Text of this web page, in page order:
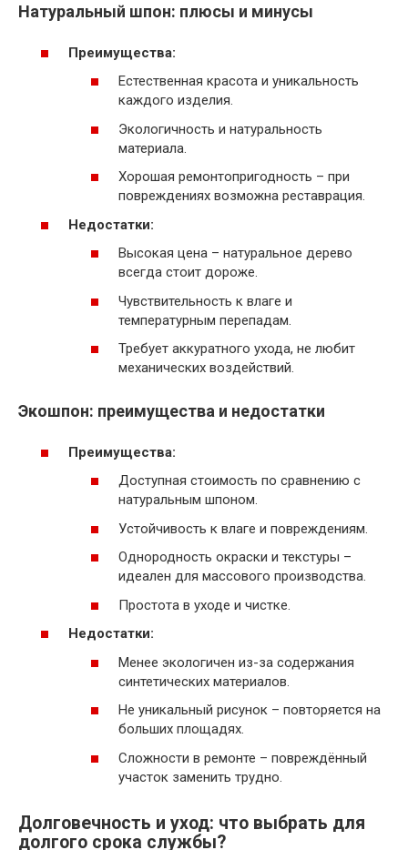
Натуральный шпон: плюсы и минусы
Преимущества:
Естественная красота и уникальность
каждого изделия.
Экологичность и натуральность
материала.
Хорошая ремонтопригодность – при
повреждениях возможна реставрация.
Недостатки:
Высокая цена – натуральное дерево
всегда стоит дороже.
Чувствительность к влаге и
температурным перепадам.
Требует аккуратного ухода, не любит
механических воздействий.
Экошпон: преимущества и недостатки
Преимущества:
Доступная стоимость по сравнению с
натуральным шпоном.
Устойчивость к влаге и повреждениям.
Однородность окраски и текстуры –
идеален для массового производства.
Простота в уходе и чистке.
Недостатки:
Менее экологичен из-за содержания
синтетических материалов.
Не уникальный рисунок – повторяется на
больших площадях.
Сложности в ремонте – повреждённый
участок заменить трудно.
Долговечность и уход: что выбрать для
долгого срока службы?